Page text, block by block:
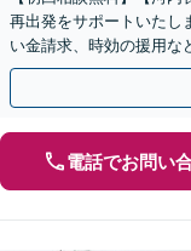
再出発をサポートいたし
い金請求、時効の援用な
応（要相談）【弁護士歴
電話でお問い